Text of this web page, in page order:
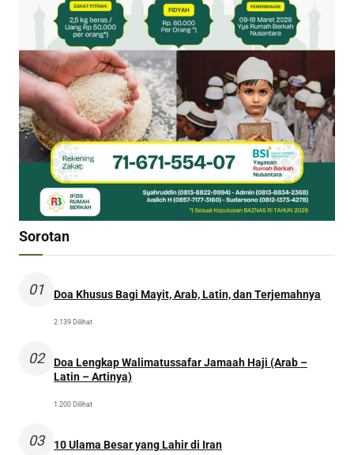
Sorotan
01 Doa Khusus Bagi Mayit, Arab, Latin, dan Terjemahnya
2.139 Dilihat
02
Doa Lengkap Walimatussafar Jamaah Haji (Arab –
Latin – Artinya)
1.200 Dilihat
03 10 Ulama Besar yang Lahir di Iran